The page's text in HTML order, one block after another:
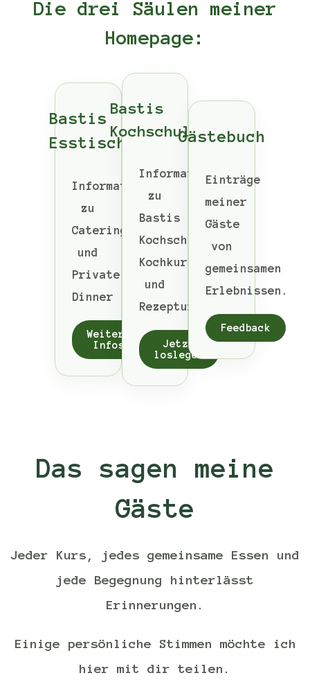
Die drei Säulen meiner
Homepage:
Bastis
Esstisch
Informationen
zu
Catering
und
Private
Dinner
Weitere
Infos
Bastis
Kochschule
Informationen
zu
Bastis
Kochschule,
Kochkurse
und
Rezepturen
Jetzt
loslegen
Gästebuch
Einträge
meiner
Gäste
von
gemeinsamen
Erlebnissen.
Feedback
Das sagen meine
Gäste
Jeder Kurs, jedes gemeinsame Essen und
jede Begegnung hinterlässt
Erinnerungen.
Einige persönliche Stimmen möchte ich
hier mit dir teilen.